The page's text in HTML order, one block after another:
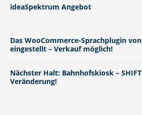
ideaSpektrum Angebot
Das WooCommerce-Sprachplugin von
eingestellt – Verkauf möglich!
Nächster Halt: Bahnhofskiosk –
Veränderung!